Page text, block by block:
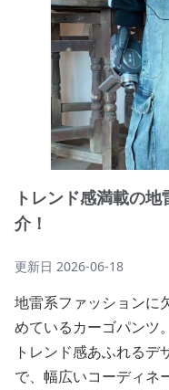
トレンド感満載の
介！
更新日 2026-06-18
地雷系ファッションに
めているカーゴパンツ。
トレンド感あふれる
で、幅広いコーディネ